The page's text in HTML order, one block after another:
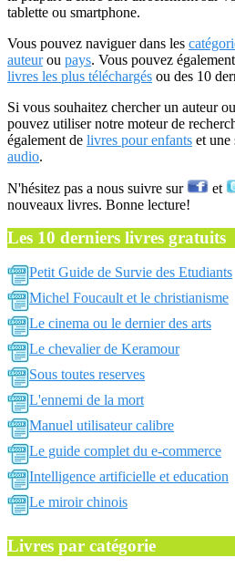
tablette ou smartphone.
Vous pouvez naviguer dans les
auteurou pays. Vous pouvez
livres les plus téléchargés ou des 10
Si vous souhaitez chercher un auteur
pouvez utiliser notre moteur de
également de livres pour enfants et une
audio.
N'hésitez pas a nous suivre sur et
nouveaux livres. Bonne lecture!
Les 10 derniers livres gratuits
Petit Guide de Survie des Etudiants
Michel Foucault et le christianisme
Le cinema ou le dernier des arts
Le chevalier de Keramour
Sous toutes reserves
L'ennemi de la mort
Manuel utilisateur calibre
Le guide complet du e-commerce
Intelligence artificielle et education
Le miroir chinois
Livres par catégorie